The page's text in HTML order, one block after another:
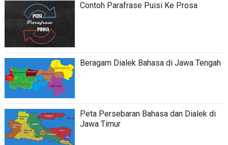
Contoh Parafrase Puisi Ke Prosa
Beragam Dialek Bahasa di Jawa Tengah
Peta Persebaran Bahasa dan Dialek di
Jawa Timur